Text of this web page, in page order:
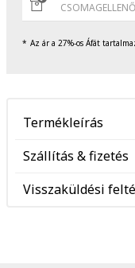
Az ár a 27%-os Áfát
Termékleírás
Szállítás & fizetés
Visszaküldési